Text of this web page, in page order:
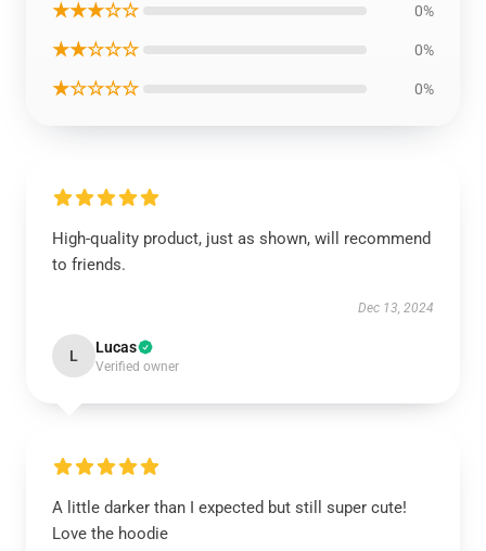
★★★☆☆ 0%
★★☆☆☆ 0%
★☆☆☆☆ 0%
High-quality product, just as shown, will recommend
to friends.
Dec 13, 2024
L Lucas
Verified owner
A little darker than I expected but still super cute!
Love the hoodie